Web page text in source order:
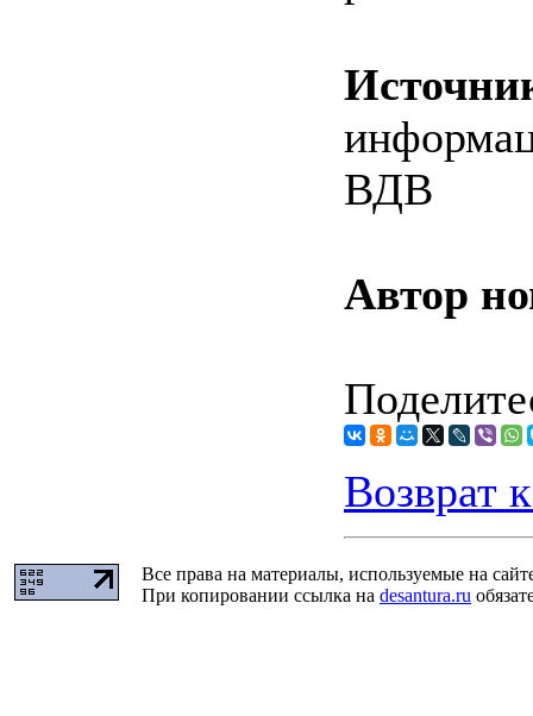
ВДВ
Автор
Возврат
Все права на материалы, используемые на
При копировании ссылка на desantura.ru